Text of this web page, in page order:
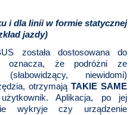
i dla linii w formie statycznej
jazdy)
została dostosowana do
że podróżni ze
niewidomi)
otrzymają TAKIE SAME
Aplikacja, po jej
wykryje czy urządzenie